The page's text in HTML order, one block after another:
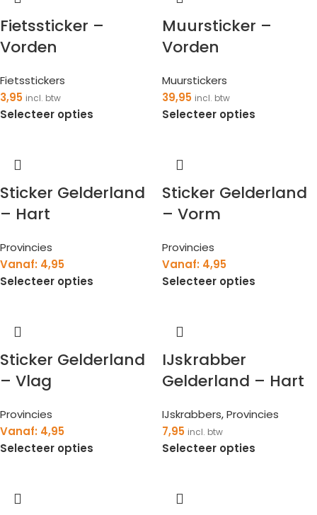
Fietssticker –
Vorden
Fietsstickers
3,95 incl. btw
Selecteer opties
Muursticker –
Vorden
Muurstickers
39,95 incl. btw
Selecteer opties
Sticker Gelderland
– Hart
Provincies
Vanaf: 4,95
Selecteer opties
Sticker Gelderland
– Vorm
Provincies
Vanaf: 4,95
Selecteer opties
Sticker Gelderland
– Vlag
Provincies
Vanaf: 4,95
Selecteer opties
IJskrabber
Gelderland – Hart
IJskrabbers,Provincies
7,95 incl. btw
Selecteer opties